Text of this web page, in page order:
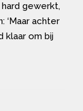
hard gewerkt,
‘Maar achter
klaar om bij